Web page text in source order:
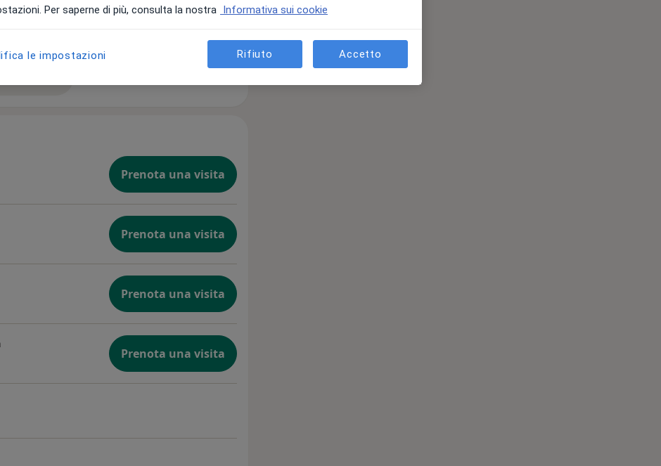
sull'esperienza
Prenota una visita
Prenota una visita
Prenota una visita
Prenota una visita
Per saperne di più, consulta la nostra Informativa sui cookie
le impostazioni Rifiuto Accetto